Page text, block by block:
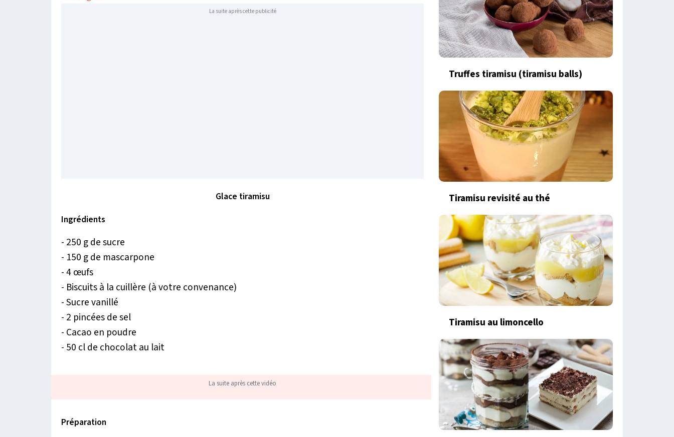
La suite après cette publicité
Glace tiramisu
Ingrédients
- 250 g de sucre
- 150 g de mascarpone
- 4 œufs
- Biscuits à la cuillère (à votre convenance)
- Sucre vanillé
- 2 pincées de sel
- Cacao en poudre
- 50 cl de chocolat au lait
La suite après cette vidéo
Préparation
Truffes tiramisu (tiramisu balls)
Tiramisu revisité au thé
Tiramisu au limoncello